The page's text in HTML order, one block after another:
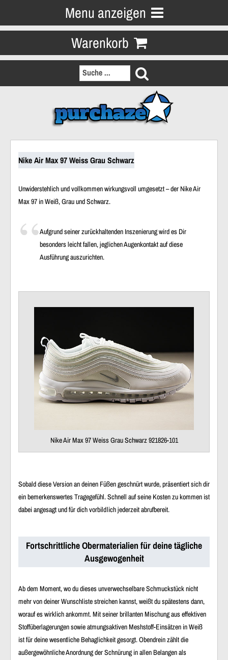
Menu anzeigen
Warenkorb
Nike Air Max 97 Weiss Grau Schwarz
Unwiderstehlich und vollkommen wirkungsvoll umgesetzt – der Nike Air
Max 97 in Weiß, Grau und Schwarz.
Aufgrund seiner zurückhaltenden Inszenierung wird es Dir
besonders leicht fallen, jeglichen Augenkontakt auf diese
Ausführung auszurichten.
Nike Air Max 97 Weiss Grau Schwarz 921826-101
Sobald diese Version an deinen Füßen geschnürt wurde, präsentiert sich dir
ein bemerkenswertes Tragegefühl. Schnell auf seine Kosten zu kommen ist
dabei angesagt und für dich vorbildlich jederzeit abrufbereit.
Fortschrittliche Obermaterialien für deine tägliche
Ausgewogenheit
Ab dem Moment, wo du dieses unverwechselbare Schmuckstück nicht
mehr von deiner Wunschliste streichen kannst, weißt du spätestens dann,
worauf es wirklich ankommt. Mit seiner brillanten Mischung aus effektiven
Stoffüberlagerungen sowie atmungsaktiven Meshstoff-Einsätzen in Weiß
ist für deine wesentliche Behaglichkeit gesorgt. Obendrein zählt die
außergewöhnliche Anordnung der Schnürung in allen Belangen als